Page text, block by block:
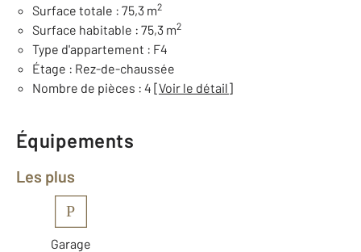
Surface totale : 75,3 m2
Surface habitable : 75,3 m2
Type d'appartement : F4
Étage : Rez-de-chaussée
Nombre de pièces : 4 [Voir le détail]
Équipements
Les plus
P
Garage